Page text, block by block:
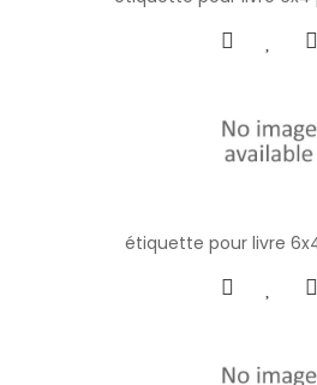
étiquette pour livre